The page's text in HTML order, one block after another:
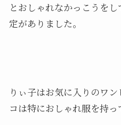
とおしゃれなかっこうを
定がありました。
りぃ子はお気に入りのワ
コは特におしゃれ服を持っ